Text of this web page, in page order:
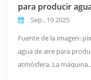
para producir
Sep , 19 2025
Fuente de la imagen:
agua de aire para
atmósfera. La